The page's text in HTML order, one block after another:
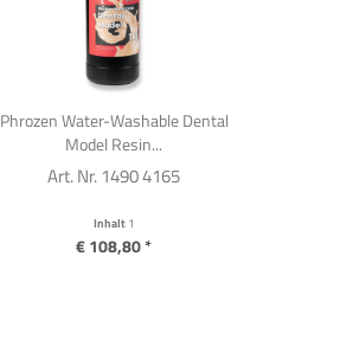
Phrozen Water-Washable Dental
Model Resin...
Art. Nr. 1490 4165
Inhalt 1
€ 108,80 *